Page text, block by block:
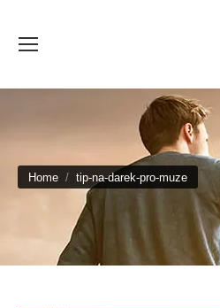
You are here:
Home tip-na-darek-pro-muze